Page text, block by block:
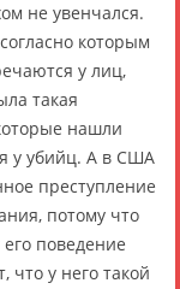
не увенчался.
которым
у лиц,
такая
нашли
у убийц. А в США
преступление
потому что
поведение
у него такой